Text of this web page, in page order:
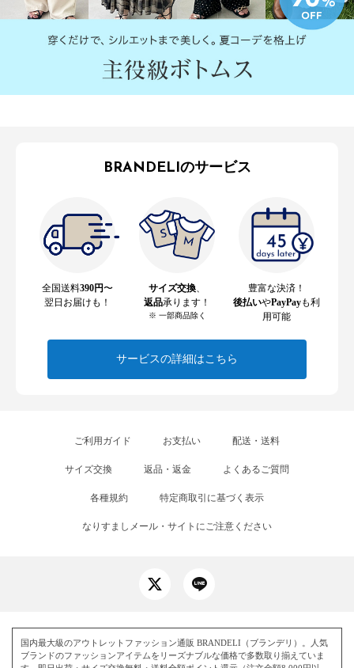
BRANDELIのサービス
全国送料390円〜
翌日お届けも！
サイズ交換
返品承ります！
※ 一部商品除く
豊富な決済！
後払いやPayPayも利
用可能
サービスの詳細はこちら
ご利用ガイド お支払い 配送・送料
サイズ交換 返品・返金 よくあるご質問
各種規約 特定商取引に基づく表示
なりすましメール・サイトにご注意ください
国内最大級のアウトレットファッション通販 BRANDELI（ブランデリ）。人気
ブランドのファッションアイテムをリーズナブルな価格で多数取り揃えていま